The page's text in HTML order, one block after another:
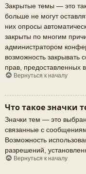
Закрытые темы — это
больше не могут
них опросы
закрыты по многим
администратором
возможность закрывать
прав, предоставленных
Вернуться к началу
Что такое значки
Значки тем — это
связанные с
Возможность
разрешений,
Вернуться к началу